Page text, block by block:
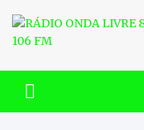
content
RÁDIO
FM